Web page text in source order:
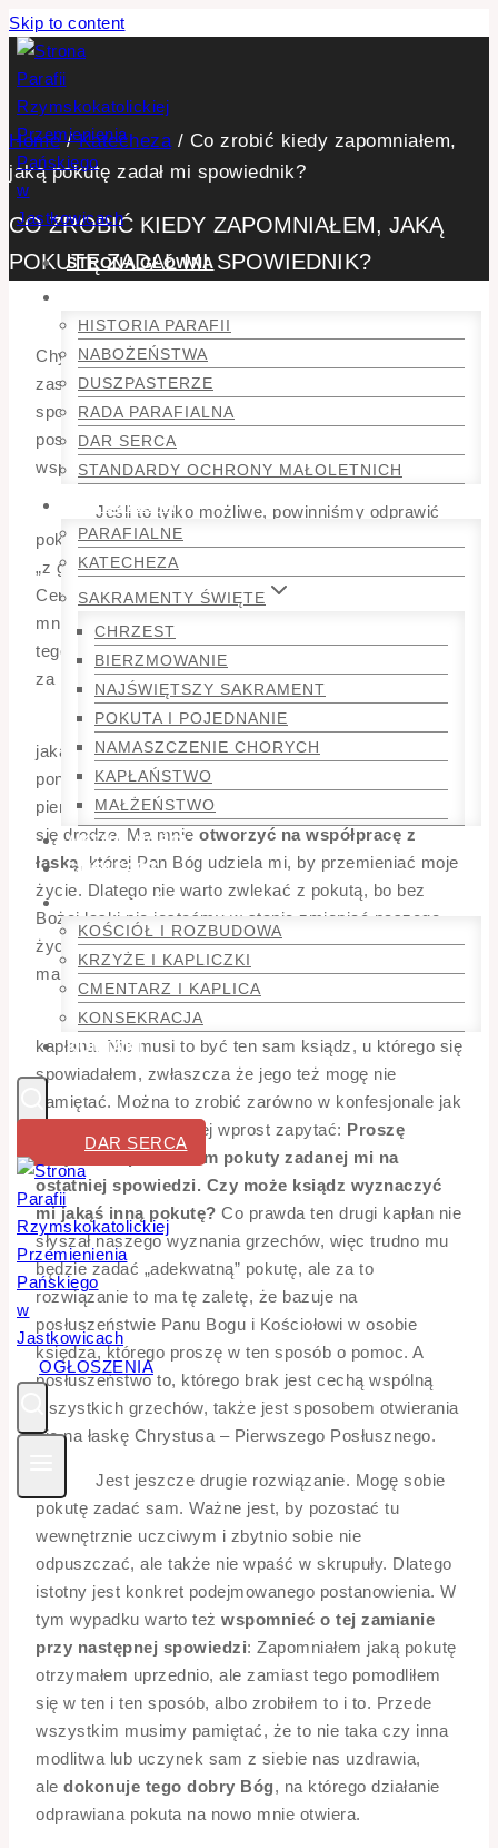
Skip to content
STRONA GŁÓWNA
HISTORIA PARAFII
NABOŻEŃSTWA
DUSZPASTERZE
RADA PARAFIALNA
DAR SERCA
STANDARDY OCHRONY MAŁOLETNICH
OGŁOSZENIA
PARAFIALNE
KATECHEZA
SAKRAMENTY ŚWIĘTE
CHRZEST
BIERZMOWANIE
NAJŚWIĘTSZY SAKRAMENT
POKUTA I POJEDNANIE
NAMASZCZENIE CHORYCH
KAPŁAŃSTWO
MAŁŻEŃSTWO
AKTUALNOŚCI
CMENTARZ
GALERIA
KOŚCIÓŁ I ROZBUDOWA
KRZYŻE I KAPLICZKI
CMENTARZ I KAPLICA
KONSEKRACJA
KONTAKT
DAR SERCA
OGŁOSZENIA
Home / Katecheza / Co zrobić kiedy zapomniałem,
jaką pokutę zadał mi spowiednik?
CO ZROBIĆ KIEDY ZAPOMNIAŁEM, JAKĄ
POKUTĘ ZADAŁ MI SPOWIEDNIK?
Chyba niemal każdemu zdarzyło się usilnie
zastanawiać, czy odprawił zadaną przy ostatniej
spowiedzi pokutę, a jeśli nie, to jaka ona była. Jak
postąpić, kiedy pamięć odmawia w tej sprawie
współpracy?
Jeśli to tylko możliwe, powinniśmy odprawić
pokutę jak najszybciej. I to wcale nie po to, żeby mieć
„z głowy”. Pokuta to nie jest wyrównanie rachunków.
Ceną za mój grzech jest krew Jezusa przelana za
mnie na krzyżu. Ja sam nie jestem w stanie spłacić
tego długu i właśnie dlatego On musiał przyjść i oddać
za mnie życie.
Zadana w konfesjonale pokuta – najczęściej
jakaś forma modlitwy, choć nie zawsze – jest
ponownym zaproszeniem na drogę ku dobru. Ma być
pierwszym krokiem na tej od nowa rozpoczynającej
się drodze. Ma mnie otworzyć na współpracę z
łaską, której Pan Bóg udziela mi, by przemieniać moje
życie. Dlatego nie warto zwlekać z pokutą, bo bez
Bożej łaski nie jesteśmy w stanie zmieniać naszego
życia. Kiedy jednak zapomnę odmówić zadaną pokutę
mam dwie możliwości.
Pierwsza z nich, to udanie się po poradę do
kapłana. Nie musi to być ten sam ksiądz, u którego się
spowiadałem, zwłaszcza że jego też mogę nie
pamiętać. Można to zrobić zarówno w konfesjonale jak
i poza nim. Najprościej wprost zapytać: Proszę
księdza, zapomniałem pokuty zadanej mi na
ostatniej spowiedzi. Czy może ksiądz wyznaczyć
mi jakąś inną pokutę? Co prawda ten drugi kapłan nie
słyszał naszego wyznania grzechów, więc trudno mu
będzie zadać „adekwatną” pokutę, ale za to
rozwiązanie to ma tę zaletę, że bazuje na
posłuszeństwie Panu Bogu i Kościołowi w osobie
księdza, którego proszę w ten sposób o pomoc. A
posłuszeństwo to, którego brak jest cechą wspólną
wszystkich grzechów, także jest sposobem otwierania
się na łaskę Chrystusa – Pierwszego Posłusznego.
Jest jeszcze drugie rozwiązanie. Mogę sobie
pokutę zadać sam. Ważne jest, by pozostać tu
wewnętrznie uczciwym i zbytnio sobie nie
odpuszczać, ale także nie wpaść w skrupuły. Dlatego
istotny jest konkret podejmowanego postanowienia. W
tym wypadku warto też wspomnieć o tej zamianie
przy następnej spowiedzi: Zapomniałem jaką pokutę
otrzymałem uprzednio, ale zamiast tego pomodliłem
się w ten i ten sposób, albo zrobiłem to i to. Przede
wszystkim musimy pamiętać, że to nie taka czy inna
modlitwa lub uczynek sam z siebie nas uzdrawia,
ale dokonuje tego dobry Bóg, na którego działanie
odprawiana pokuta na nowo mnie otwiera.